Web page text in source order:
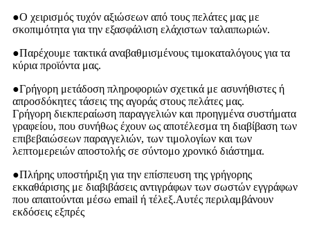
●Ο χειρισμός τυχόν αξιώσεων από τους πελάτες μας με
σκοπιμότητα για την εξασφάλιση ελάχιστων ταλαιπωριών.
●Παρέχουμε τακτικά αναβαθμισμένους τιμοκαταλόγους για τα
κύρια προϊόντα μας.
●Γρήγορη μετάδοση πληροφοριών σχετικά με ασυνήθιστες ή
απροσδόκητες τάσεις της αγοράς στους πελάτες μας.
Γρήγορη διεκπεραίωση παραγγελιών και προηγμένα συστήματα
γραφείου, που συνήθως έχουν ως αποτέλεσμα τη διαβίβαση των
επιβεβαιώσεων παραγγελιών, των τιμολογίων και των
λεπτομερειών αποστολής σε σύντομο χρονικό διάστημα.
●Πλήρης υποστήριξη για την επίσπευση της γρήγορης
εκκαθάρισης με διαβιβάσεις αντιγράφων των σωστών εγγράφων
που απαιτούνται μέσω email ή τέλεξ.Αυτές περιλαμβάνουν
εκδόσεις εξπρές